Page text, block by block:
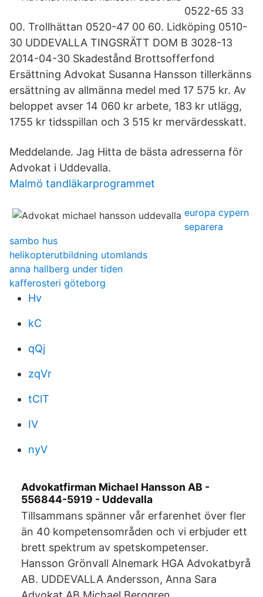
0522-65 33
00. Trollhättan 0520-47 00 60. Lidköping 0510-
30 UDDEVALLA TINGSRÄTT DOM B 3028-13
2014-04-30 Skadestånd Brottsofferfond
Ersättning Advokat Susanna Hansson tillerkänns
ersättning av allmänna medel med 17 575 kr. Av
beloppet avser 14 060 kr arbete, 183 kr utlägg,
1755 kr tidsspillan och 3 515 kr mervärdesskatt.
Meddelande. Jag Hitta de bästa adresserna för
Advokat i Uddevalla.
Malmö tandläkarprogrammet
europa cypern
separera
sambo hus
helikopterutbildning utomlands
anna hallberg under tiden
kafferosteri göteborg
Hv
kC
qQj
zqVr
tClT
IV
nyV
Advokatfirman Michael Hansson AB -
556844-5919 - Uddevalla
Tillsammans spänner vår erfarenhet över fler
än 40 kompetensområden och vi erbjuder ett
brett spektrum av spetskompetenser.
Hansson Grönvall Alnemark HGA Advokatbyrå
AB. UDDEVALLA Andersson, Anna Sara